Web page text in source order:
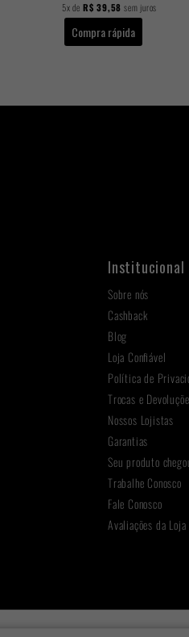
5xde R$ 39,58 sem juros
Compra rápida
Institucional
Sobre nós
Cashback
Blog
Loja Confiável
Política de
Trocas e
Nossos Lojistas
Garantias
Seu produto
Trabalhe Conosco
Fale Conosco
Avaliações da Loja